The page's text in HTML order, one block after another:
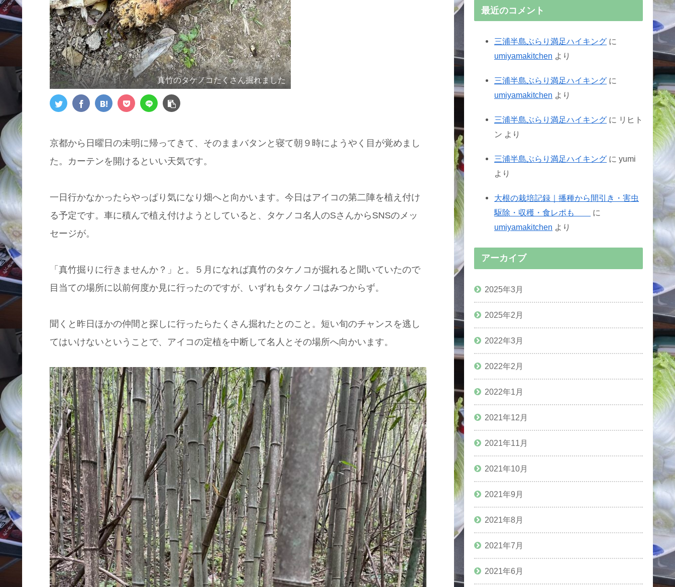
真竹のタケノコたくさん掘れました
京都から日曜日の未明に帰ってきて、そのままバタンと寝て朝９時にようやく目が覚めまし
た。カーテンを開けるといい天気です。
一日行かなかったらやっぱり気になり畑へと向かいます。今日はアイコの第二陣を植え付け
る予定です。車に積んで植え付けようとしていると、タケノコ名人のSさんからSNSのメッ
セージが。
「真竹掘りに行きませんか？」と。５月になれば真竹のタケノコが掘れると聞いていたので
目当ての場所に以前何度か見に行ったのですが、いずれもタケノコはみつからず。
聞くと昨日ほかの仲間と探しに行ったらたくさん掘れたとのこと。短い旬のチャンスを逃し
てはいけないということで、アイコの定植を中断して名人とその場所へ向かいます。
最近のコメント
三浦半島ぶらり満足ハイキング に
umiyamakitchen より
三浦半島ぶらり満足ハイキング に
umiyamakitchen より
三浦半島ぶらり満足ハイキング に リヒト
ン より
三浦半島ぶらり満足ハイキング に yumi
より
大根の栽培記録｜播種から間引き・害虫
駆除・収穫・食レポも
に
umiyamakitchen より
アーカイブ
2025年3月
2025年2月
2022年3月
2022年2月
2022年1月
2021年12月
2021年11月
2021年10月
2021年9月
2021年8月
2021年7月
2021年6月